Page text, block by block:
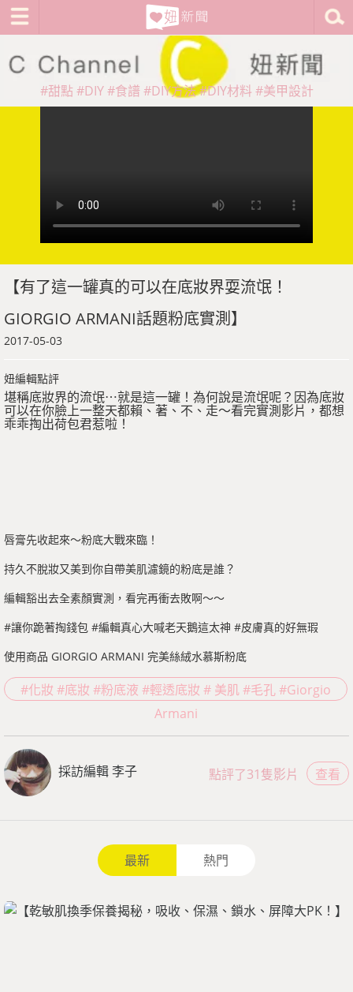
#甜點 #DIY #食譜 #DIY方法#DIY材料 #美甲設計
【有了這一罐真的可以在底妝界耍流氓！
GIORGIO ARMANI話題粉底實測】
2017-05-03
妞編輯點評
堪稱底妝界的流氓⋯就是這一罐！為何說是流氓呢？因為底妝
可以在你臉上一整天都賴、著、不、走～看完實測影片，都想
乖乖掏出荷包君惹啦！
唇膏先收起來～粉底大戰來臨！
持久不脫妝又美到你自帶美肌濾鏡的粉底是誰？
編輯豁出去全素顏實測，看完再衝去敗啊～～
#讓你跪著掏錢包 #編輯真心大喊老天鵝這太神 #皮膚真的好無瑕
使用商品 GIORGIO ARMANI 完美絲絨水慕斯粉底
#化妝 #底妝 #粉底液 #輕透底妝 # 美肌 #毛孔 #Giorgio
Armani
採訪編輯 李子 查看
點評了31隻影片
最新 熱門